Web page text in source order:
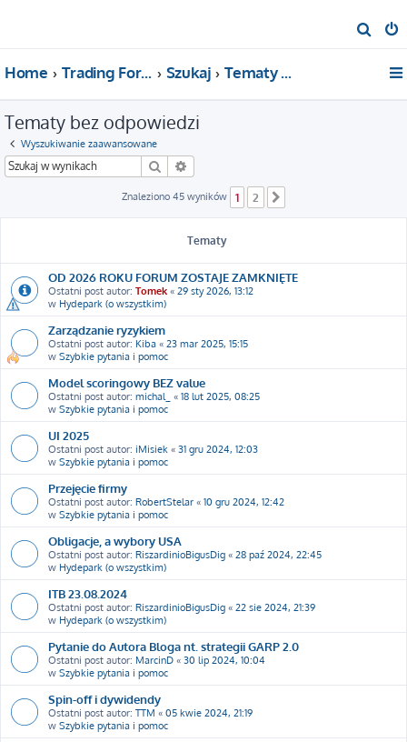
z
Home Trading For a Living Szukaj Tematy bez odpowiedzi
Tematy bez odpowiedzi
Wyszukiwanie zaawansowane
Szukaj
Znaleziono 45 wyników 1 2
Tematy
OD 2026 ROKU FORUM ZOSTAJE ZAMKNIĘTE
Ostatni post autor: Tomek « 29 sty 2026, 13:12
w Hydepark (o wszystkim)
Zarządzanie ryzykiem
Ostatni post autor: Kiba « 23 mar 2025, 15:15
w Szybkie pytania i pomoc
Model scoringowy BEZ value
Ostatni post autor: michal_ « 18 lut 2025, 08:25
w Szybkie pytania i pomoc
UI 2025
Ostatni post autor: iMisiek « 31 gru 2024, 12:03
w Szybkie pytania i pomoc
Przejęcie firmy
Ostatni post autor: RobertStelar « 10 gru 2024, 12:42
w Szybkie pytania i pomoc
Obligacje, a wybory USA
Ostatni post autor: RiszardinioBigusDig « 28 paź 2024, 22:45
w Hydepark (o wszystkim)
ITB 23.08.2024
Ostatni post autor: RiszardinioBigusDig « 22 sie 2024, 21:39
w Hydepark (o wszystkim)
Pytanie do Autora Bloga nt. strategii GARP 2.0
Ostatni post autor: MarcinD « 30 lip 2024, 10:04
w Szybkie pytania i pomoc
Spin-off i dywidendy
Ostatni post autor: TTM « 05 kwie 2024, 21:19
w Szybkie pytania i pomoc